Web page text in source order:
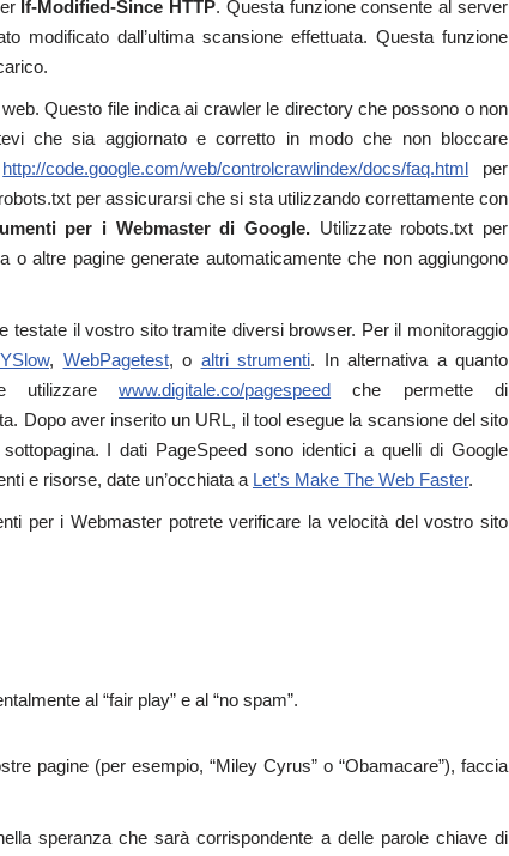
If-Modified-Since HTTP. Questa funzione consente al server
modificato dall’ultima scansione effettuata. Questa funzione
Questo file indica ai crawler le directory che possono o non
che sia aggiornato e corretto in modo che non bloccare
http://code.google.com/web/controlcrawlindex/docs/faq.html per
per assicurarsi che si sta utilizzando correttamente con
per i Webmaster di Google. Utilizzate robots.txt per
altre pagine generate automaticamente che non aggiungono
testate il vostro sito tramite diversi browser. Per il monitoraggio
YSlow, WebPagetest, o altri strumenti. In alternativa a quanto
utilizzarewww.digitale.co/pagespeed che permette di
Dopo aver inserito un URL, il tool esegue la scansione del sito
I dati PageSpeed sono identici a quelli di Google
e risorse, date un’occhiata a Let’s Make The Web Faster.
per i Webmaster potrete verificare la velocità del vostro sito
al “fair play” e al “no spam”.
pagine (per esempio, “Miley Cyrus” o “Obamacare”), faccia
speranza che sarà corrispondente a delle parole chiave di